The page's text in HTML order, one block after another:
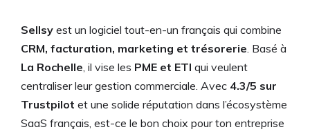
Sellsy est un logiciel tout-en-un français qui combine
CRM, facturation, marketing et trésorerie. Basé à
La Rochelle, il vise les PME et ETI qui veulent
centraliser leur gestion commerciale. Avec 4.3/5 sur
Trustpilot et une solide réputation dans l’écosystème
SaaS français, est-ce le bon choix pour ton entreprise